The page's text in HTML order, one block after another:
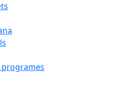
programes